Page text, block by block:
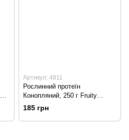
Артикул: 4811
Рослинний протеїн
Конопляний, 250 г Fruity
Yummy
185 грн